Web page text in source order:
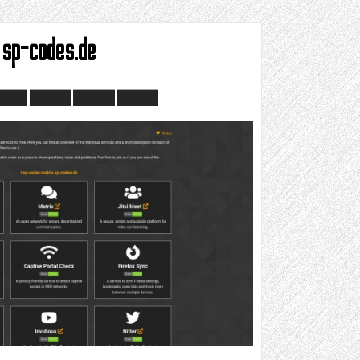
sp-codes.de